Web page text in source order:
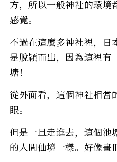
方，所以一般神社的環境
感覺。
不過在這麼多神社裡，日
是脫穎而出，因為這裡有
塘！
從外面看，這個神社相當
眼。
但是一旦走進去，這個池
的人間仙境一樣。好像畫